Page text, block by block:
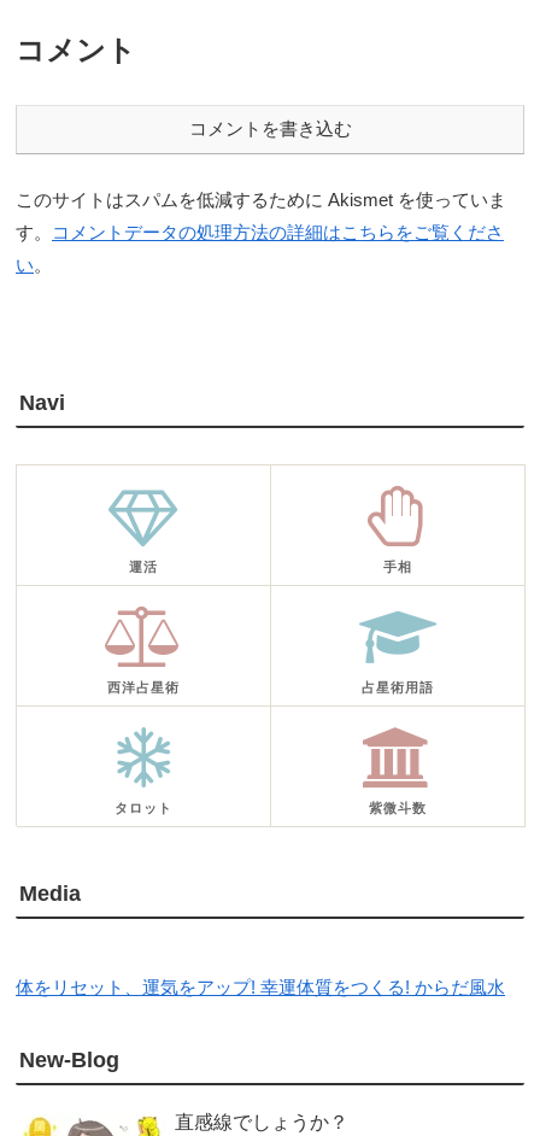
コメント
コメントを書き込む
このサイトはスパムを低減するために Akismet を使っていま
す。
コメントデータの処理方法の詳細はこちらをご覧くださ
い。
Navi
運活 手相
西洋占星術 占星術用語
タロット 紫微斗数
Media
体をリセット、運気をアップ! 幸運体質をつくる! からだ風水
New-Blog
直感線でしょうか？